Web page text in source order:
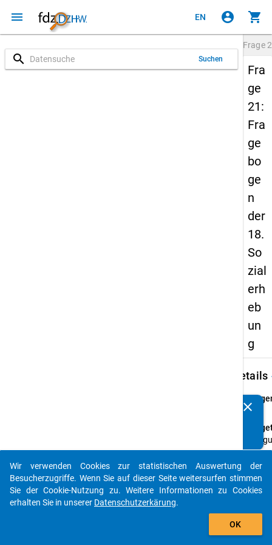
menu EN account_circle shopping_cart
search Suchen
Frage
Fra
ge
21:
Fra
ge
bo
ge
n
der
18.
So
zial
erh
eb
un
g
Details
21
Wie
Sie –
Ihrer
clear
auto_stories
add_shopping_cart
Wir verwenden Cookies zur statistischen Auswertung der
Besucherzugriffe. Wenn Sie auf dieser Seite weitersurfen stimmen
Sie der Cookie-Nutzung zu. Weitere Informationen zu Cookies
erhalten Sie in unserer Datenschutzerkärung.
OK